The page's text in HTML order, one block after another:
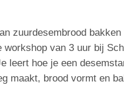
zuurdesembrood bakken
workshop van 3 uur bij
leert hoe je een
maakt, brood vormt en